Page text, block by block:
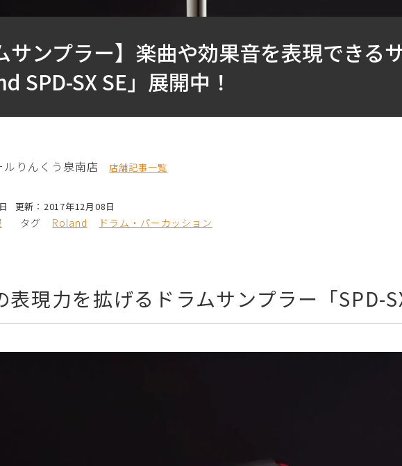
サンプラー】楽曲や効果音を表現できる
SPD-SX SE」展開中！
ルりんくう泉南店 店舗記事一覧
更新：2017年12月08日
タグ Roland ドラム・パーカッション
表現力を拡げるドラムサンプラー「SPD-